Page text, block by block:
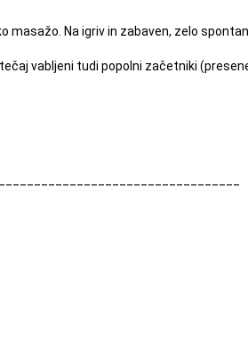
Na igriv in zabaven, zelo
vabljeni tudi popolni začetniki